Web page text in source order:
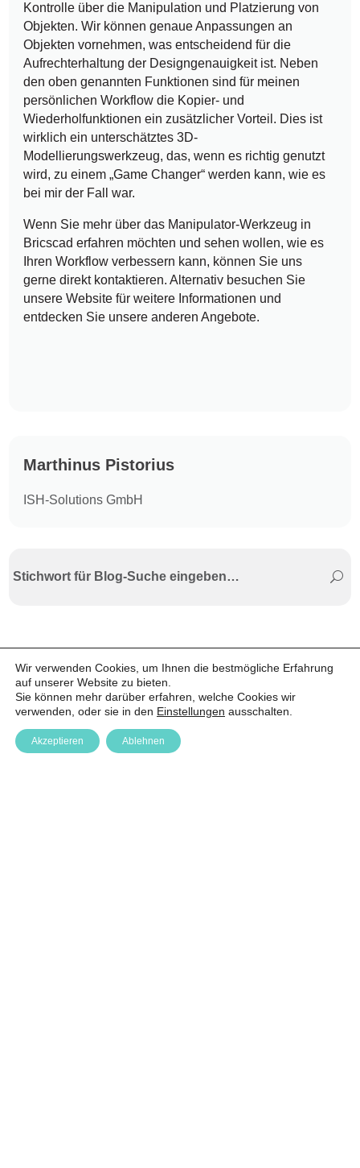
Kontrolle über die Manipulation und Platzierung von
Objekten. Wir können genaue Anpassungen an
Objekten vornehmen, was entscheidend für die
Aufrechterhaltung der Designgenauigkeit ist. Neben
den oben genannten Funktionen sind für meinen
persönlichen Workflow die Kopier- und
Wiederholfunktionen ein zusätzlicher Vorteil. Dies ist
wirklich ein unterschätztes 3D-
Modellierungswerkzeug, das, wenn es richtig genutzt
wird, zu einem „Game Changer“ werden kann, wie es
bei mir der Fall war.
Wenn Sie mehr über das Manipulator-Werkzeug in
Bricscad erfahren möchten und sehen wollen, wie es
Ihren Workflow verbessern kann, können Sie uns
gerne direkt kontaktieren. Alternativ besuchen Sie
unsere Website für weitere Informationen und
entdecken Sie unsere anderen Angebote.
Marthinus Pistorius
ISH-Solutions GmbH
Wir verwenden Cookies, um Ihnen die bestmögliche Erfahrung
auf unserer Website zu bieten.
Sie können mehr darüber erfahren, welche Cookies wir
verwenden, oder sie in den Einstellungen ausschalten.
Akzeptieren Ablehnen